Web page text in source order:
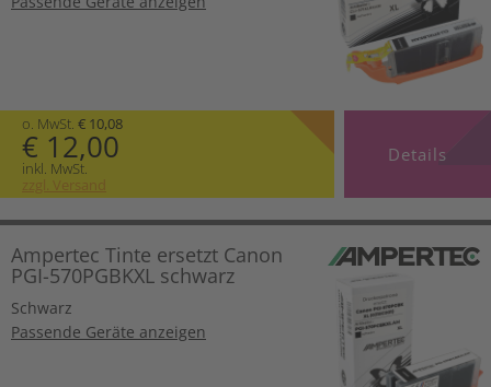
o. MwSt. € 10,08
€ 12,00
inkl. MwSt.
zzgl. Versand
Details
Ampertec Tinte ersetzt Canon
PGI-570PGBKXL schwarz
Schwarz
Passende Geräte anzeigen